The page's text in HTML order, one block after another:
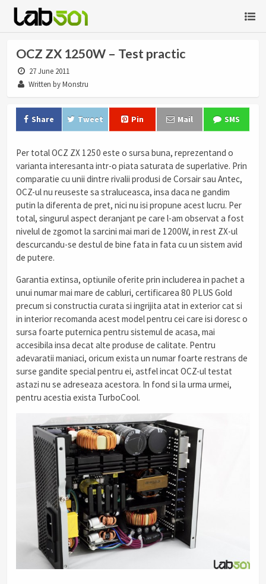
OCZ ZX 1250W – Test practic
27 June 2011
Written by Monstru
Share Tweet Pin Mail SMS
Per total OCZ ZX 1250 este o sursa buna, reprezentand o
varianta interesanta intr-o piata saturata de superlative. Prin
comparatie cu unii dintre rivalii produsi de Corsair sau Antec,
OCZ-ul nu reuseste sa straluceasca, insa daca ne gandim
putin la diferenta de pret, nici nu isi propune acest lucru. Per
total, singurul aspect deranjant pe care l-am observat a fost
nivelul de zgomot la sarcini mai mari de 1200W, in rest ZX-ul
descurcandu-se destul de bine fata in fata cu un sistem avid
de putere.
Garantia extinsa, optiunile oferite prin includerea in pachet a
unui numar mai mare de cabluri, certificarea 80 PLUS Gold
precum si constructia curata si ingrijita atat in exterior cat si
in interior recomanda acest model pentru cei care isi doresc o
sursa foarte puternica pentru sistemul de acasa, mai
accesibila insa decat alte produse de calitate. Pentru
adevaratii maniaci, oricum exista un numar foarte restrans de
surse gandite special pentru ei, astfel incat OCZ-ul testat
astazi nu se adreseaza acestora. In fond si la urma urmei,
pentru acestia exista TurboCool.